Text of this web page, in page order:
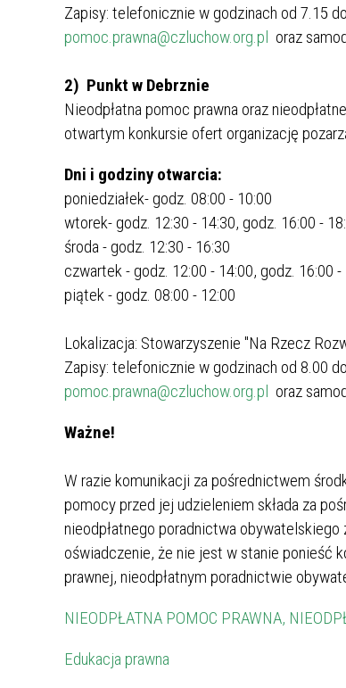
Zapisy: telefonicznie w godzinach od 7.15
pomoc.prawna@czluchow.org.pl oraz
2) Punkt w Debrznie
Nieodpłatna pomoc prawna oraz
otwartym konkursie ofert organizację
Dni i godziny otwarcia:
poniedziałek- godz. 08:00 - 10:00
wtorek- godz. 12:30 - 14:30, godz. 16:00 -
środa - godz. 12:30 - 16:30
czwartek - godz. 12:00 - 14:00, godz. 16:00 -
piątek - godz. 08:00 - 12:00
Lokalizacja: Stowarzyszenie "Na Rzecz
Zapisy: telefonicznie w godzinach od 8.00
pomoc.prawna@czluchow.org.pl oraz
Ważne!
W razie komunikacji za pośrednictwem
pomocy przed jej udzieleniem składa za
nieodpłatnego poradnictwa
oświadczenie, że nie jest w stanie ponieść
prawnej, nieodpłatnym poradnictwie
NIEODPŁATNA POMOC PRAWNA,
Edukacja prawna